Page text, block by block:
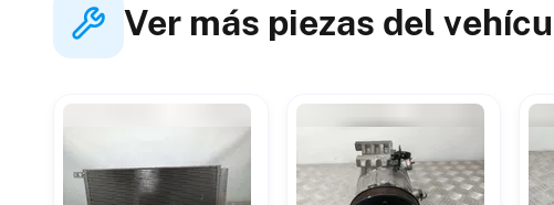
Ver más piezas del